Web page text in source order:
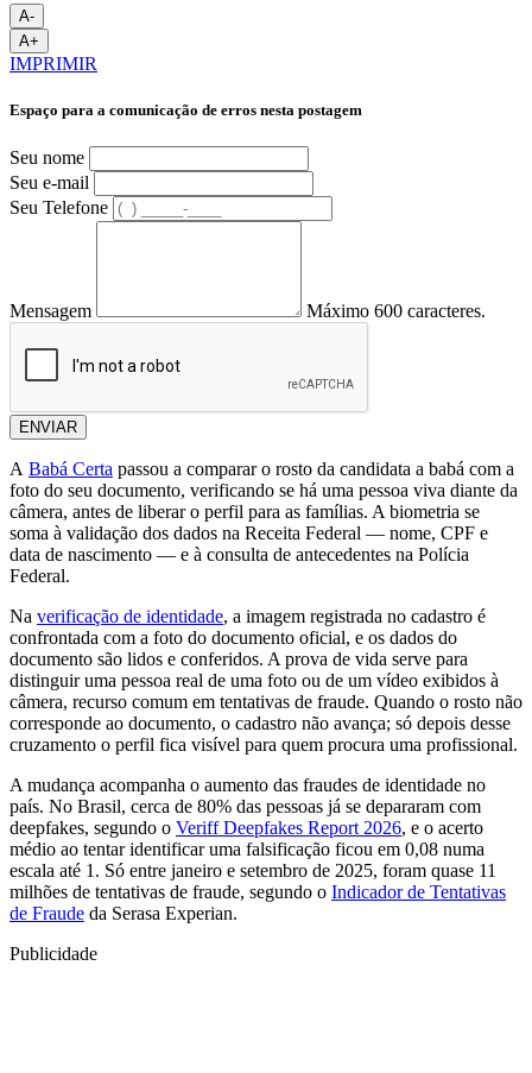
A-
A+
IMPRIMIR
Espaço para a comunicação de erros nesta postagem
Seu nome
Seu e-mail
Seu Telefone
Mensagem Máximo 600 caracteres.
ENVIAR
A Babá Certa passou a comparar o rosto da candidata a babá com a
foto do seu documento, verificando se há uma pessoa viva diante da
câmera, antes de liberar o perfil para as famílias. A biometria se
soma à validação dos dados na Receita Federal — nome, CPF e
data de nascimento — e à consulta de antecedentes na Polícia
Federal.
Na verificação de identidade, a imagem registrada no cadastro é
confrontada com a foto do documento oficial, e os dados do
documento são lidos e conferidos. A prova de vida serve para
distinguir uma pessoa real de uma foto ou de um vídeo exibidos à
câmera, recurso comum em tentativas de fraude. Quando o rosto não
corresponde ao documento, o cadastro não avança; só depois desse
cruzamento o perfil fica visível para quem procura uma profissional.
A mudança acompanha o aumento das fraudes de identidade no
país. No Brasil, cerca de 80% das pessoas já se depararam com
deepfakes, segundo o Veriff Deepfakes Report 2026, e o acerto
médio ao tentar identificar uma falsificação ficou em 0,08 numa
escala até 1. Só entre janeiro e setembro de 2025, foram quase 11
milhões de tentativas de fraude, segundo o Indicador de Tentativas
de Fraude da Serasa Experian.
Publicidade